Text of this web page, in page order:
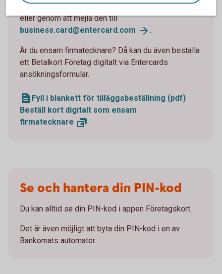
genom att skicka in en beställningsblankett via post
eller genom att mejla den till
business.card@entercard.com .
Är du ensam firmatecknare? Då kan du även beställa
ett Betalkort Företag digitalt via Entercards
ansökningsformulär.
Fyll i blankett för tilläggsbeställning (pdf)
Beställ kort digitalt som ensam
firmatecknare
Se och hantera din PIN-kod
Du kan alltid se din PIN-kod i appen Företagskort.
Det är även möjligt att byta din PIN-kod i en av
Bankomats automater.